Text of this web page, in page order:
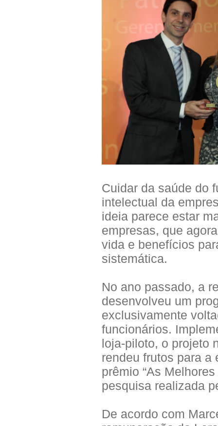
Cuidar da saúde do
intelectual da
ideia parece estar
empresas, que
vida e benefícios
sistemática.
No ano passado, a
desenvolveu um
exclusivamente
funcionários.
loja-piloto, o projeto
rendeu frutos para a
prêmio “As
pesquisa realizada
De acordo com